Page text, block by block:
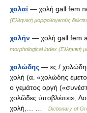
χολαί — χολή gall fem
(Ελληνική μορφολογικούς
χολήν — χολή gall fem
morphological index (Ελληνική
χολώδης — ες /
χολή (α. «χολώδης
ο γεμάτος οργή
χολῶδες ὑποβλέπει»,
χολή,… …
Dictionary of